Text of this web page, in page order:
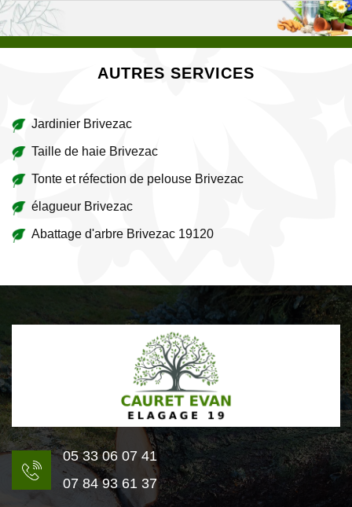
AUTRES SERVICES
Jardinier Brivezac
Taille de haie Brivezac
Tonte et réfection de pelouse Brivezac
élagueur Brivezac
Abattage d'arbre Brivezac 19120
05 33 06 07 41
07 84 93 61 37